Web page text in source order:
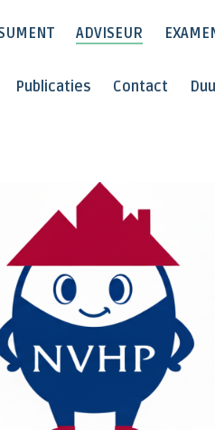
ADVISEUR
Publicaties Contact